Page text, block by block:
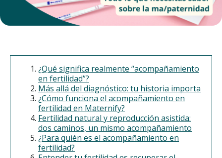
¿Qué significa realmente “acompañamiento
en fertilidad”?
Más allá del diagnóstico: tu historia importa
¿Cómo funciona el acompañamiento en
fertilidad en Maternify?
Fertilidad natural y reproducción asistida:
dos caminos, un mismo acompañamiento
¿Para quién es el acompañamiento en
fertilidad?